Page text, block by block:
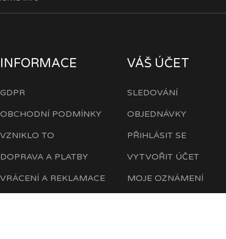
INFORMACE
GDPR
OBCHODNÍ PODMÍNKY
VZNIKLO TO
DOPRAVA A PLATBY
VRÁCENÍ A REKLAMACE
VÁŠ ÚČET
SLEDOVÁNÍ
OBJEDNÁVKY
PŘIHLÁSIT SE
VYTVOŘIT ÚČET
MOJE OZNÁMENÍ